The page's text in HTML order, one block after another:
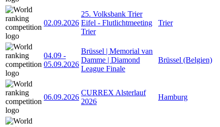
02.09.2026
25. Volksbank Trier
Eifel - Flutlichtmeeting
Trier
Trier
04.09 -
05.09.2026
Brüssel | Memorial van
Damme | Diamond
League Finale
Brüssel (Belgien)
06.09.2026
CURREX Alsterlauf
2026
Hamburg